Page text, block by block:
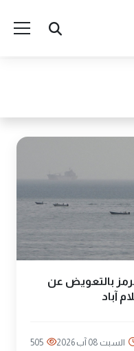
بالتعويض عن
آباد
السبت 08 آب 2026 505